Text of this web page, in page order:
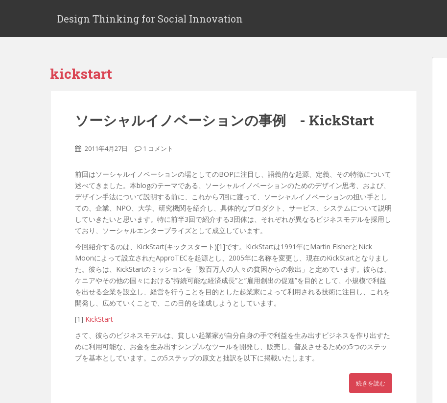
Design Thinking for Social Innovation
kickstart
ソーシャルイノベーションの事例 - KickStart
2011年4月27日 1 コメント
前回はソーシャルイノベーションの場としてのBOPに注目し、語義的な起源、定義、その特徴について
述べてきました。本blogのテーマである、ソーシャルイノベーションのためのデザイン思考、および、
デザイン手法について説明する前に、これから7回に渡って、ソーシャルイノベーションの担い手とし
ての、企業、NPO、大学、研究機関を紹介し、具体的なプロダクト、サービス、システムについて説明
していきたいと思います。特に前半3回で紹介する3団体は、それぞれが異なるビジネスモデルを採用し
ており、ソーシャルエンタープライズとして成立しています。
今回紹介するのは、KickStart(キックスタート)[1]です。KickStartは1991年にMartin FisherとNick
Moonによって設立されたApproTECを起源とし、2005年に名称を変更し、現在のKickStartとなりまし
た。彼らは、KickStartのミッションを「数百万人の人々の貧困からの救出」と定めています。彼らは、
ケニアやその他の国々における”持続可能な経済成長”と”雇用創出の促進”を目的として、小規模で利益
を出せる企業を設立し、経営を行うことを目的とした起業家によって利用される技術に注目し、これを
開発し、広めていくことで、この目的を達成しようとしています。
[1] KickStart
さて、彼らのビジネスモデルは、貧しい起業家が自分自身の手で利益を生み出すビジネスを作り出すた
めに利用可能な、お金を生み出すシンプルなツールを開発し、販売し、普及させるための5つのステッ
プを基本としています。この5ステップの原文と拙訳を以下に掲載いたします。
続きを読む